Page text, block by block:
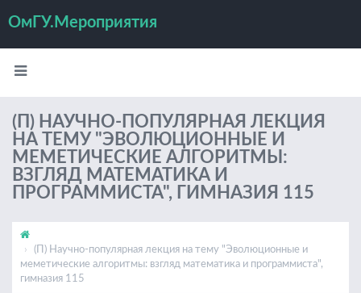
ОмГУ.Мероприятия
(П) НАУЧНО-ПОПУЛЯРНАЯ ЛЕКЦИЯ
НА ТЕМУ "ЭВОЛЮЦИОННЫЕ И
МЕМЕТИЧЕСКИЕ АЛГОРИТМЫ:
ВЗГЛЯД МАТЕМАТИКА И
ПРОГРАММИСТА", ГИМНАЗИЯ 115
(П) Научно-популярная лекция на тему "Эволюционные и
меметические алгоритмы: взгляд математика и программиста",
гимназия 115